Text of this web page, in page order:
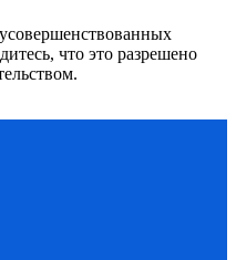
что это разрешено